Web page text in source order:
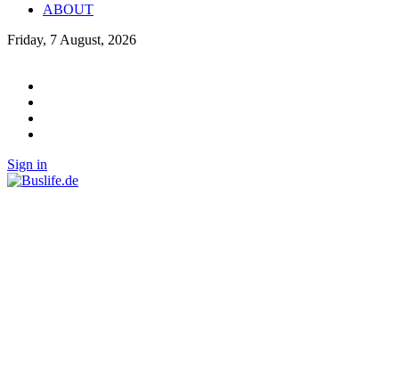
ABOUT
Friday, 7 August, 2026
Sign in